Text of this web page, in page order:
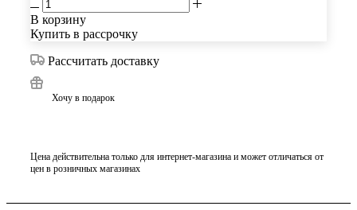
В корзину
Купить в рассрочку
Рассчитать доставку
Хочу в подарок
Цена действительна только для интернет-магазина и может отличаться от
цен в розничных магазинах